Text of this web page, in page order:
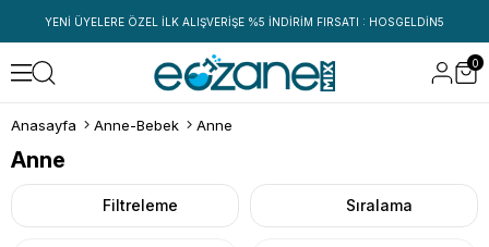
YENİ ÜYELERE ÖZEL İLK ALIŞVERİŞE %5 İNDİRİM FIRSATI : HOSGELDİN5
0
Anasayfa Anne-Bebek Anne
Anne
Filtreleme Sıralama